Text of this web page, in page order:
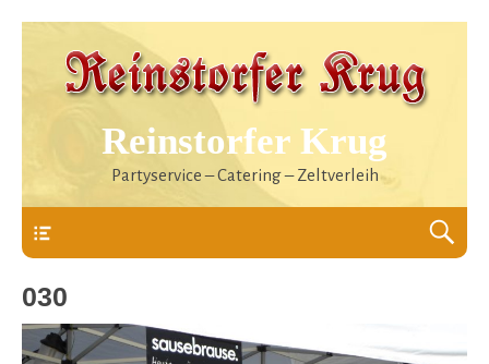
Reinstorfer Krug
Partyservice – Catering – Zeltverleih
030